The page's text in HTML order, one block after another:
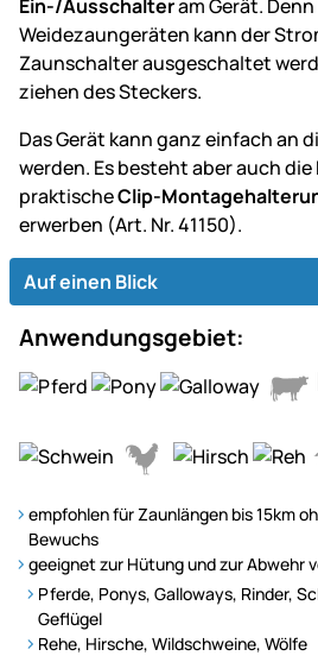
Ein-/Ausschalteram Gerät.
Weidezaungeräten kann der
Zaunschalter ausgeschaltet
ziehen des Steckers.
Das Gerät kann ganz einfach an
werden. Es besteht aber auch
praktischeClip-
erwerben (Art. Nr. 41150).
Auf einen Blick
Anwendungsgebiet:
empfohlen für Zaunlängen bis 15km
Bewuchs
geeignet zur Hütung und zur Abwehr
Pferde, Ponys, Galloways, Rinder,
Geflügel
Rehe, Hirsche, Wildschweine, Wölfe